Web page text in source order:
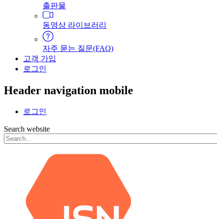
출판물
동영상 라이브러리
자주 묻는 질문(FAQ)
고객 가입
로그인
Header navigation mobile
로그인
Search website